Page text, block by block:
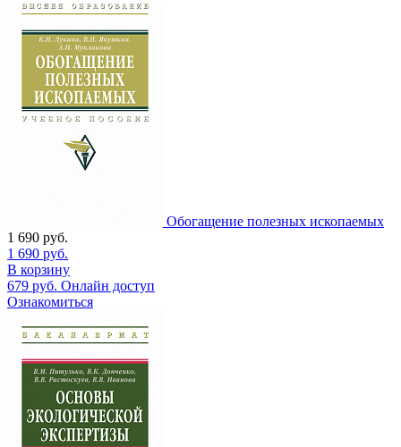
Обогащение полезных ископаемых
1 690 руб.
1 690 руб.
В корзину
679 руб. Онлайн доступ
Ознакомиться